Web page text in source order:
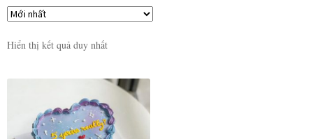
Hiển thị kết quả duy nhất